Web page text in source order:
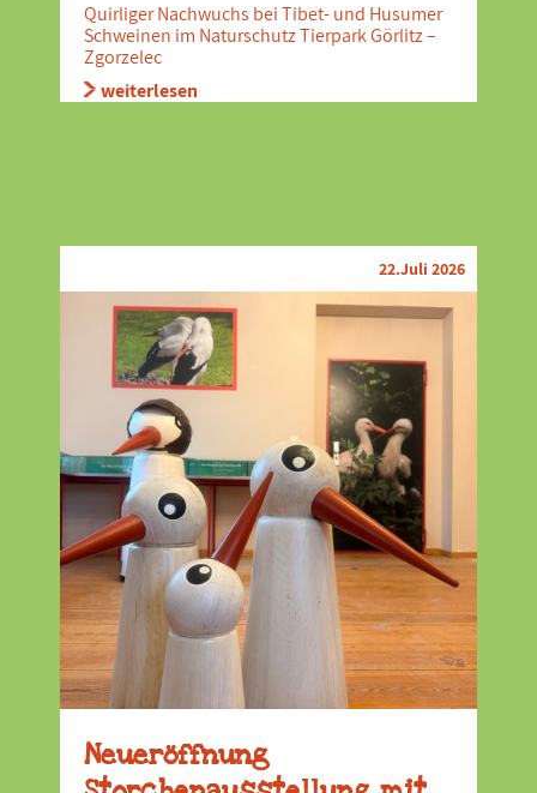
Quirliger Nachwuchs bei Tibet- und Husumer
Schweinen im Naturschutz Tierpark Görlitz –
Zgorzelec
weiterlesen
22.Juli 2026
Neueröffnung